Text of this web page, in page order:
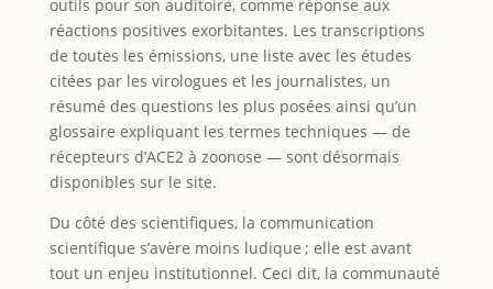
outils pour son auditoire, comme réponse aux
réactions positives exorbitantes. Les transcriptions
de toutes les émissions, une liste avec les études
citées par les virologues et les journalistes, un
résumé des questions les plus posées ainsi qu’un
glossaire expliquant les termes techniques — de
récepteurs d’ACE2 à zoonose — sont désormais
disponibles sur le site.
Du côté des scientifiques, la communication
scientifique s’avère moins ludique ; elle est avant
tout un enjeu institutionnel. Ceci dit, la communauté